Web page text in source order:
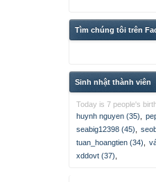
Tìm chúng tôi trên
Sinh nhật thành viên
Today is 7 people's
huynh nguyen (35)
seabig12398 (45)
tuan_hoangtien (34)
xddovt (37)